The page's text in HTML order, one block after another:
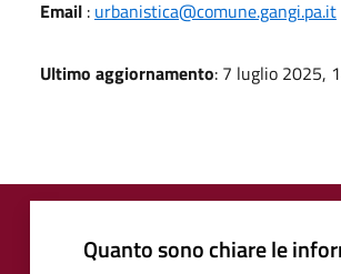
Email : urbanistica@comune.gangi.pa.it
Ultimo aggiornamento: 7 luglio 2025,
Quanto sono chiare le